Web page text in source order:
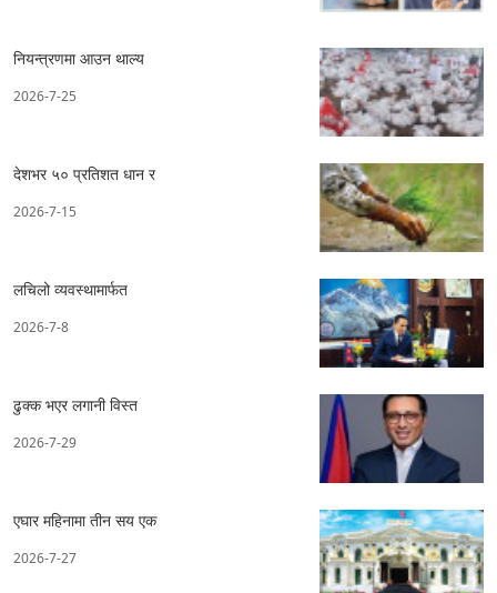
नियन्त्रणमा आउन थाल्य
2026-7-25
देशभर ५० प्रतिशत धान र
2026-7-15
लचिलो व्यवस्थामार्फत
2026-7-8
ढुक्क भएर लगानी विस्त
2026-7-29
एघार महिनामा तीन सय एक
2026-7-27